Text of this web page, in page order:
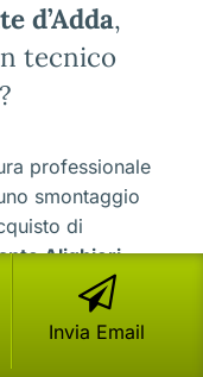
d’Adda,
tecnico
professionale
smontaggio
di
Alighieri
che fa una
qua e di là,
dicendo, non
Invia Email